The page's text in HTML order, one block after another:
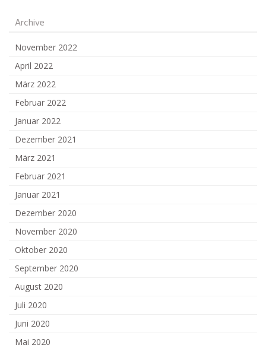
Archive
November 2022
April 2022
März 2022
Februar 2022
Januar 2022
Dezember 2021
März 2021
Februar 2021
Januar 2021
Dezember 2020
November 2020
Oktober 2020
September 2020
August 2020
Juli 2020
Juni 2020
Mai 2020